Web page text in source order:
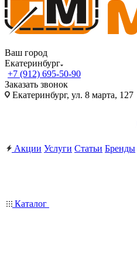
Ваш город
Екатеринбург
+7 (912) 695-50-90
Заказать звонок
Екатеринбург, ул. 8 марта, 127
Акции Услуги Статьи Бренды
Каталог